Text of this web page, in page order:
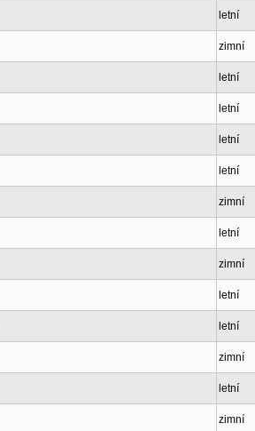
letní
zimní
letní
letní
letní
letní
zimní
letní
zimní
letní
letní
zimní
letní
zimní